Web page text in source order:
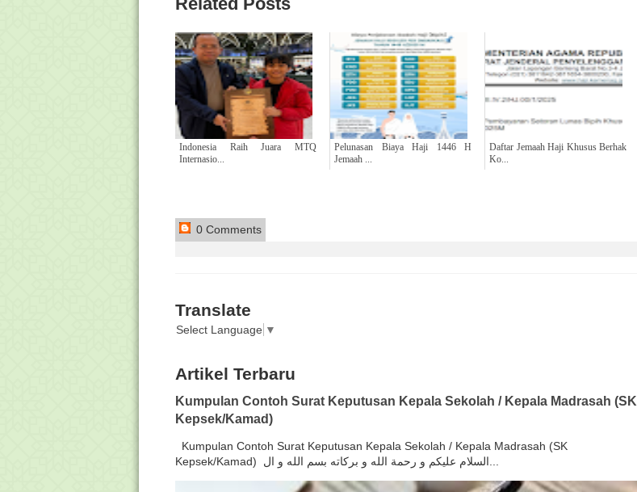
Indonesia Raih Juara MTQ
Internasio...
Pelunasan Biaya Haji 1446 H
Jemaah ...
Daftar Jemaah Haji Khusus Berhak
Ko...
0 Comments
Translate
Select Language ▼
Artikel Terbaru
Kumpulan Contoh Surat Keputusan Kepala Sekolah / Kepala Madrasah (SK
Kepsek/Kamad)
Kumpulan Contoh Surat Keputusan Kepala Sekolah / Kepala Madrasah (SK